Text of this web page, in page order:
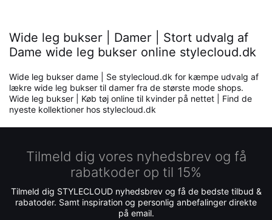
Wide leg bukser | Damer | Stort udvalg af
Dame wide leg bukser online stylecloud.dk
Wide leg bukser dame | Se stylecloud.dk for kæmpe udvalg af
lækre wide leg bukser til damer fra de største mode shops.
Wide leg bukser | Køb tøj online til kvinder på nettet | Find de
nyeste kollektioner hos stylecloud.dk
Tilmeld dig vores nyhedsbrev og få
rabatkoder op til 15%
Tilmeld dig STYLECLOUD nyhedsbrev og få de bedste tilbud &
rabatoder. Samt inspiration og personlig anbefalinger direkte
på email.